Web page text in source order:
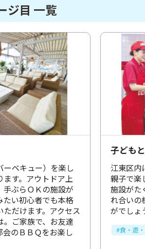
ジ目 一覧
ベキュー）を楽し
す。アウトドア上
ぶらＯＫの施設が
たい初心者でも本格
だけます。アクセス
ご家族で、お友達
のＢＢＱをお楽し
子ども
江東区内
親子で楽
施設がた
れ合いの
がでしょ
#食・遊